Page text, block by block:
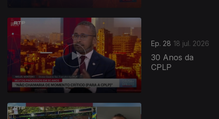
Ep. 28 18 jul. 2026
30 Anos da
CPLP